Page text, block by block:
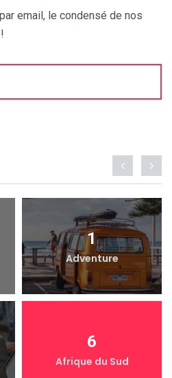
email, le condensé de nos
1
Adventure
6
Afrique du Sud